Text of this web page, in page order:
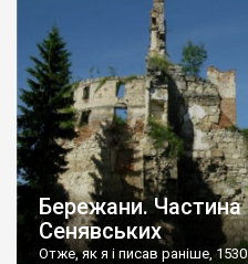
Перша документальна
році, але історія Бережан, як
часи: через місцевість
Теребовлі – колишньої
князівства.
Бережани.
Сенявських
Отже, як я і писав раніше,